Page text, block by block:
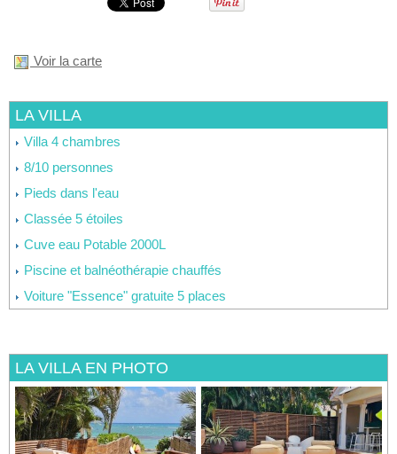
Voir la carte
LA VILLA
Villa 4 chambres
8/10 personnes
Pieds dans l'eau
Classée 5 étoiles
Cuve eau Potable 2000L
Piscine et balnéothérapie chauffés
Voiture "Essence" gratuite 5 places
LA VILLA EN PHOTO